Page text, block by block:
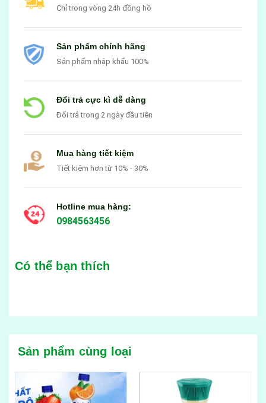
Chỉ trong vòng 24h đồng hồ
Sản phẩm chính hãng
Sản phẩm nhập khẩu 100%
Đổi trả cực kì dễ dàng
Đổi trả trong 2 ngày đầu tiên
Mua hàng tiết kiệm
Tiết kiệm hơn từ 10% - 30%
Hotline mua hàng:
0984563456
Có thể bạn thích
Sản phẩm cùng loại